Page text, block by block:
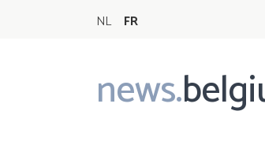
NL FR
news.
Main
navigation